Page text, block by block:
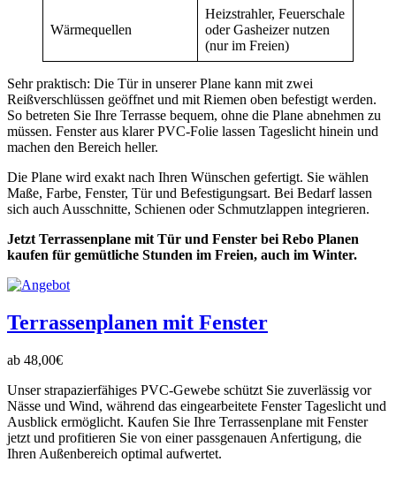
Wärmequellen
Heizstrahler, Feuerschale
oder Gasheizer nutzen
(nur im Freien)
Sehr praktisch: Die Tür in unserer Plane kann mit zwei
Reißverschlüssen geöffnet und mit Riemen oben befestigt werden.
So betreten Sie Ihre Terrasse bequem, ohne die Plane abnehmen zu
müssen. Fenster aus klarer PVC-Folie lassen Tageslicht hinein und
machen den Bereich heller.
Die Plane wird exakt nach Ihren Wünschen gefertigt. Sie wählen
Maße, Farbe, Fenster, Tür und Befestigungsart. Bei Bedarf lassen
sich auch Ausschnitte, Schienen oder Schmutzlappen integrieren.
Jetzt Terrassenplane mit Tür und Fenster bei Rebo Planen
kaufen für gemütliche Stunden im Freien, auch im Winter.
Terrassenplanen mit Fenster
ab 48,00€
Unser strapazierfähiges PVC-Gewebe schützt Sie zuverlässig vor
Nässe und Wind, während das eingearbeitete Fenster Tageslicht und
Ausblick ermöglicht. Kaufen Sie Ihre Terrassenplane mit Fenster
jetzt und profitieren Sie von einer passgenauen Anfertigung, die
Ihren Außenbereich optimal aufwertet.